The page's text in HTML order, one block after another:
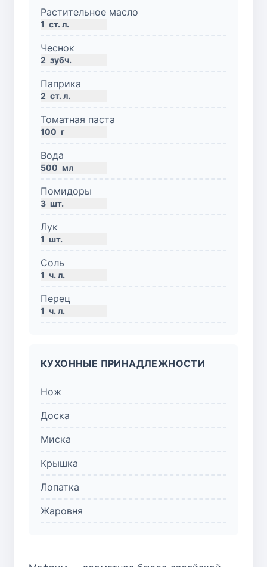
Растительное масло
1 ст. л.
Чеснок
2 зубч.
Паприка
2 ст. л.
Томатная паста
100 г
Вода
500 мл
Помидоры
3 шт.
Лук
1 шт.
Соль
1 ч. л.
Перец
1 ч. л.
КУХОННЫЕ ПРИНАДЛЕЖНОСТИ
Нож
Доска
Миска
Крышка
Лопатка
Жаровня